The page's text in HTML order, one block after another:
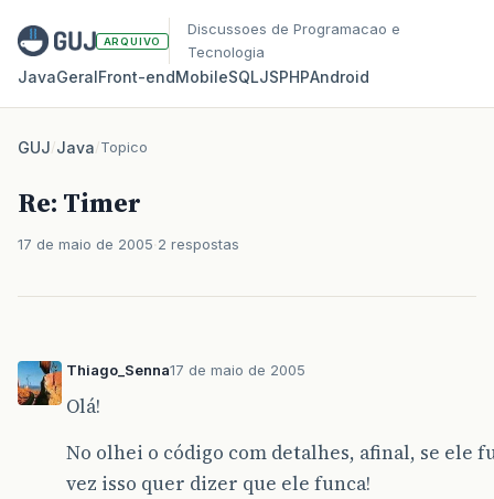
ARQUIVO
Discussoes de Programacao e
Tecnologia
JavaGeralFront‑endMobileSQLJSPHPAndroid
GUJ/Java/Topico
Re: Timer
17 de maio de 2005 2 respostas
Thiago_Senna17 de maio de 2005
Olá!
No olhei o código com detalhes, afinal, se ele
vez isso quer dizer que ele funca!